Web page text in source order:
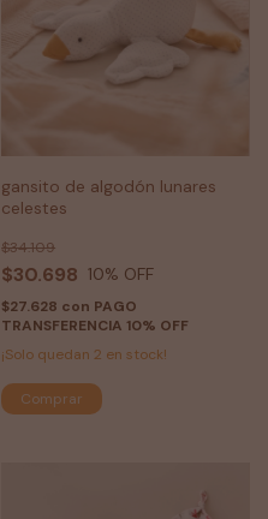
gansito de algodón lunares
celestes
$30.698
$34.109
10% OFF
$27.628 con PAGO
TRANSFERENCIA 10% OFF
¡Solo quedan2 en stock!